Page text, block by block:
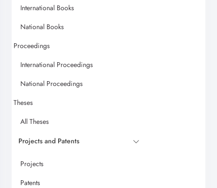
International Books
National Books
Proceedings
International Proceedings
National Proceedings
Theses
All Theses
Projects and Patents
Projects
Patents